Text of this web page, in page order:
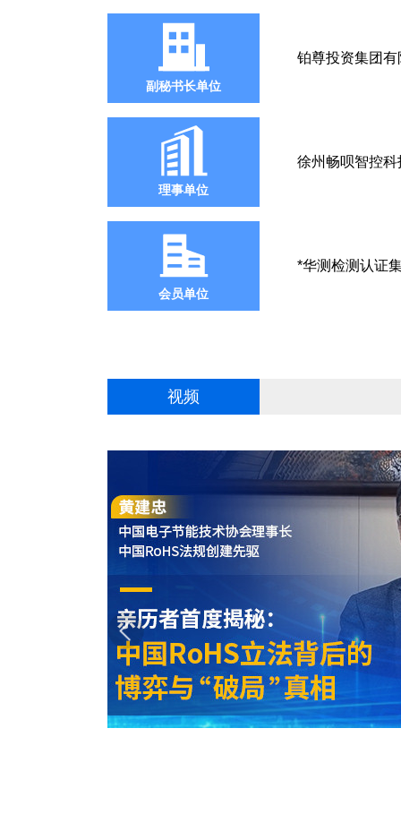
副秘书长单位
铂尊投资集团有
理事单位
徐州畅呗智控
会员单位
*华测检测认证
视频
亲历者首度揭秘：中国RoHS